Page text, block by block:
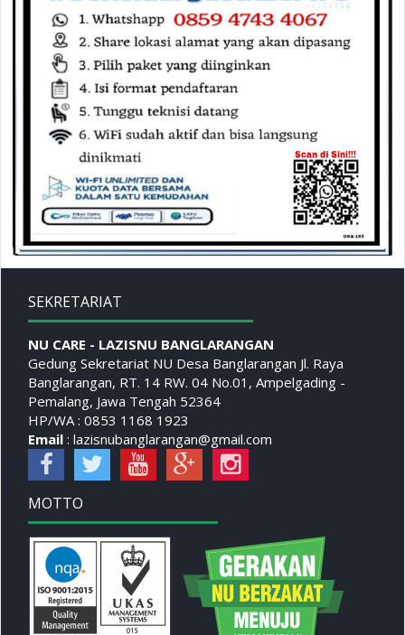
SEKRETARIAT
NU CARE - LAZISNU BANGLARANGAN
Gedung Sekretariat NU Desa Banglarangan Jl. Raya
Banglarangan, RT. 14 RW. 04 No.01, Ampelgading -
Pemalang, Jawa Tengah 52364
HP/WA : 0853 1168 1923
Email: lazisnubanglarangan@gmail.com
MOTTO